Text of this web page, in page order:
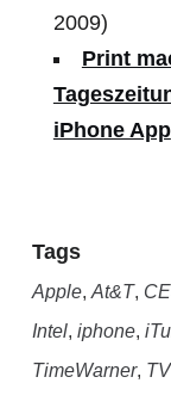
2009)
Print
iPhone App
Tags
Apple, At&T,
Intel, iphone,
TimeWarner, TV